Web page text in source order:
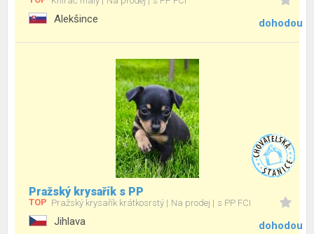
Alekšince dohodou
Pražský krysařík s PP
TOP Pražský krysařík krátkosrstý Na prodej s PP FCI
Jihlava dohodou